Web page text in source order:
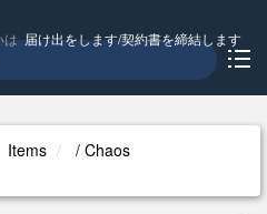
は届け出をします/契約書を締結します
Items
/ Chaos